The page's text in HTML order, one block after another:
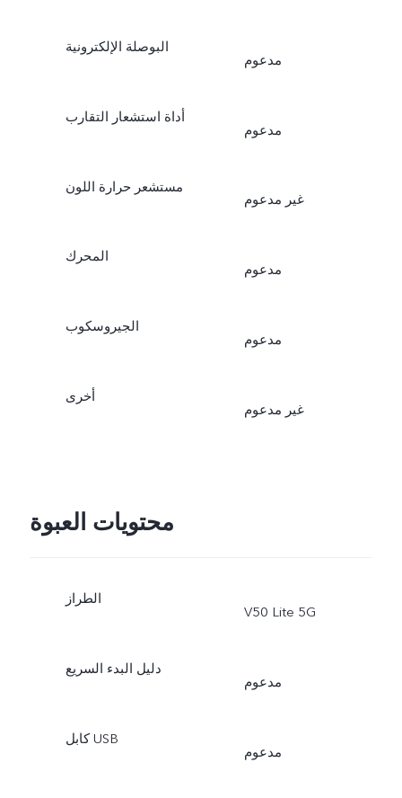
البوصلة الإلكترونية
مدعوم
أداة استشعار التقارب
مدعوم
مستشعر حرارة اللون
غير مدعوم
المحرك
مدعوم
الجيروسكوب
مدعوم
أخرى
غير مدعوم
محتويات العبوة
الطراز
V50 Lite 5G
دليل البدء السريع
مدعوم
كابل USB
مدعوم